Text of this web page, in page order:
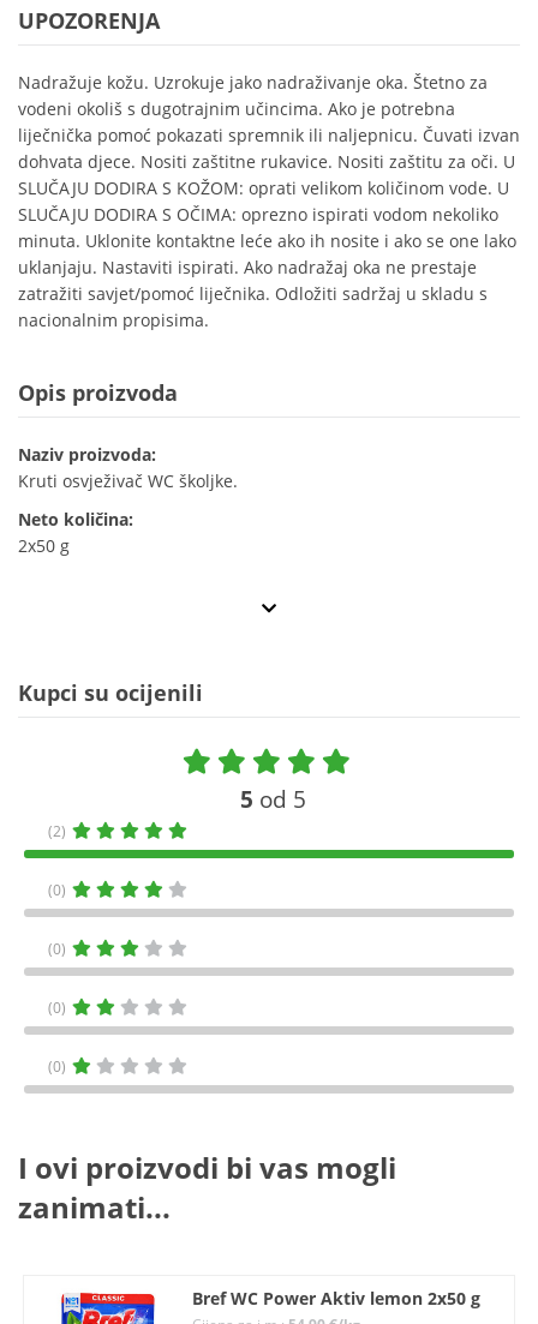
UPOZORENJA
Nadražuje kožu. Uzrokuje jako nadraživanje oka. Štetno za
vodeni okoliš s dugotrajnim učincima. Ako je potrebna
liječnička pomoć pokazati spremnik ili naljepnicu. Čuvati izvan
dohvata djece. Nositi zaštitne rukavice. Nositi zaštitu za oči. U
SLUČAJU DODIRA S KOŽOM: oprati velikom količinom vode. U
SLUČAJU DODIRA S OČIMA: oprezno ispirati vodom nekoliko
minuta. Uklonite kontaktne leće ako ih nosite i ako se one lako
uklanjaju. Nastaviti ispirati. Ako nadražaj oka ne prestaje
zatražiti savjet/pomoć liječnika. Odložiti sadržaj u skladu s
nacionalnim propisima.
Opis proizvoda
Naziv proizvoda:
Kruti osvježivač WC školjke.
Neto količina:
2x50 g
Kupci su ocijenili
5 od 5
(2)
(0)
(0)
(0)
(0)
I ovi proizvodi bi vas mogli
zanimati...
Bref WC Power Aktiv lemon 2x50 g